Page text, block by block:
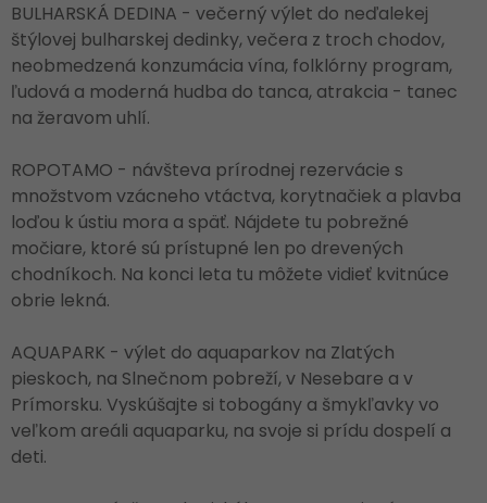
BULHARSKÁ DEDINA - večerný výlet do neďalekej
štýlovej bulharskej dedinky, večera z troch chodov,
neobmedzená konzumácia vína, folklórny program,
ľudová a moderná hudba do tanca, atrakcia - tanec
na žeravom uhlí.
ROPOTAMO - návšteva prírodnej rezervácie s
množstvom vzácneho vtáctva, korytnačiek a plavba
loďou k ústiu mora a späť. Nájdete tu pobrežné
močiare, ktoré sú prístupné len po drevených
chodníkoch. Na konci leta tu môžete vidieť kvitnúce
obrie lekná.
AQUAPARK - výlet do aquaparkov na Zlatých
pieskoch, na Slnečnom pobreží, v Nesebare a v
Prímorsku. Vyskúšajte si tobogány a šmykľavky vo
veľkom areáli aquaparku, na svoje si prídu dospelí a
deti.